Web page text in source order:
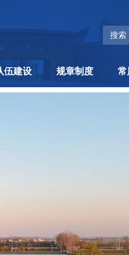
伍建设 规章制度 常